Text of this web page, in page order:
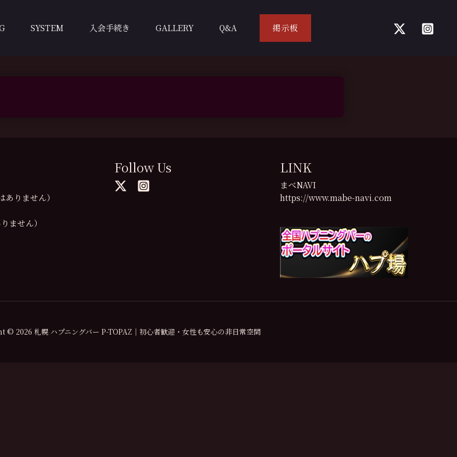
SYSTEM 入会手続き GALLERY Q&A 掲示板
りません）
ません）
Follow Us LINK
まべNAVI
https://www.mabe-navi.com
2026 札幌 ハプニングバー P-TOPAZ｜初心者歓迎・女性も安心の非日常空間